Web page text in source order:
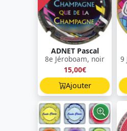
ADNET Pascal
8e Jéroboam, noir
15,00€
Ajouter
9